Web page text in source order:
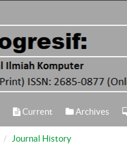
Current Archives
Journal History